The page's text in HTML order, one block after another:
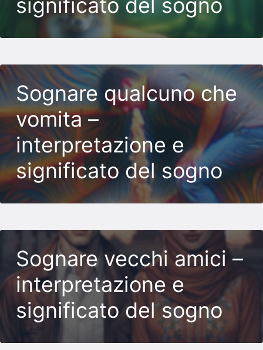
significato del sogno
Sognare qualcuno che
vomita –
interpretazione e
significato del sogno
Sognare vecchi amici –
interpretazione e
significato del sogno